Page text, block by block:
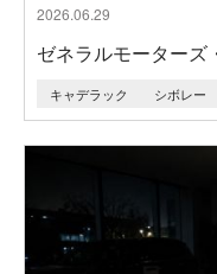
2026.06.29
ゼネラルモーターズ
キャデラック シボレー